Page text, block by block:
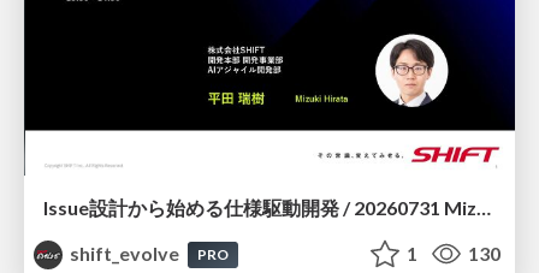
Issue設計から始める仕様駆動開発 / 20260731 Mizuki Hirata
shift_evolve
PRO 1 130